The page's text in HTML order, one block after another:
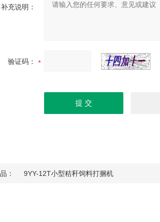
补充说明：
验证码：
： 9YY-12T小型秸秆饲料打捆机